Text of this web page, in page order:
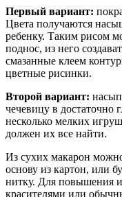
Первый вариант:
Цвета получаются
ребенку. Таким рисом
поднос, из него
смазанные клеем
цветные рисинки.
Второй вариант:
чечевицу в достаточно
несколько мелких
должен их все найти.
Из сухих макарон
основу из картон, или
нитку. Для повышения
красителями или